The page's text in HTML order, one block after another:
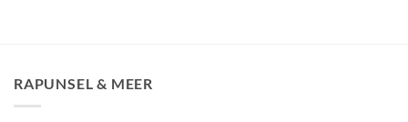
RAPUNSEL & MEER